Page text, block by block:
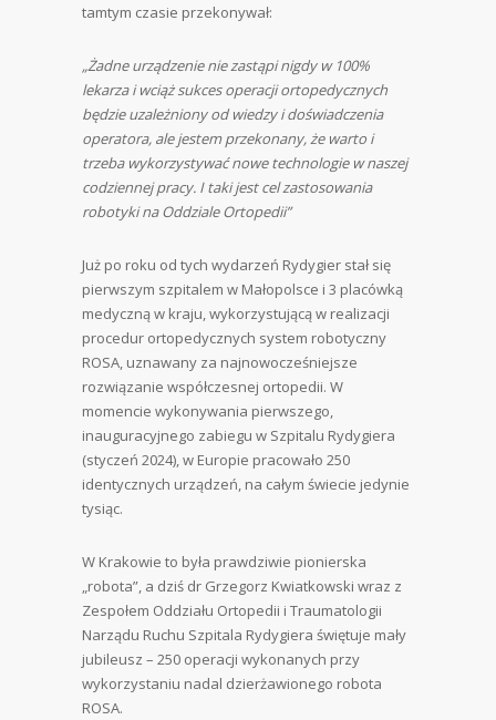
tamtym czasie przekonywał:
„Żadne urządzenie nie zastąpi nigdy w 100%
lekarza i wciąż sukces operacji ortopedycznych
będzie uzależniony od wiedzy i doświadczenia
operatora, ale jestem przekonany, że warto i
trzeba wykorzystywać nowe technologie w naszej
codziennej pracy. I taki jest cel zastosowania
robotyki na Oddziale Ortopedii”
Już po roku od tych wydarzeń Rydygier stał się
pierwszym szpitalem w Małopolsce i 3 placówką
medyczną w kraju, wykorzystującą w realizacji
procedur ortopedycznych system robotyczny
ROSA, uznawany za najnowocześniejsze
rozwiązanie współczesnej ortopedii. W
momencie wykonywania pierwszego,
inauguracyjnego zabiegu w Szpitalu Rydygiera
(styczeń 2024), w Europie pracowało 250
identycznych urządzeń, na całym świecie jedynie
tysiąc.
W Krakowie to była prawdziwie pionierska
„robota”, a dziś dr Grzegorz Kwiatkowski wraz z
Zespołem Oddziału Ortopedii i Traumatologii
Narządu Ruchu Szpitala Rydygiera świętuje mały
jubileusz – 250 operacji wykonanych przy
wykorzystaniu nadal dzierżawionego robota
ROSA.